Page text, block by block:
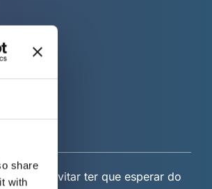
share
withpara evitar ter que esperar do